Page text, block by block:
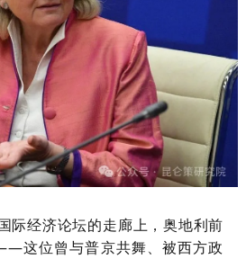
际经济论坛的走廊上，奥地利前
这位曾与普京共舞、被西方政